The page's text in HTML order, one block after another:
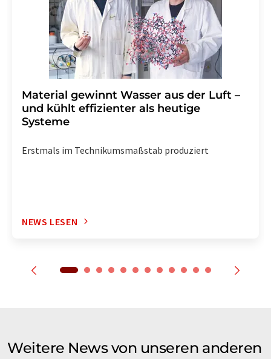
enthalten.
Material gewinnt Wasser aus der Luft –
und kühlt effizienter als heutige
Systeme
Erstmals im Technikumsmaßstab produziert
NEWS LESEN
Weitere News von unseren anderen